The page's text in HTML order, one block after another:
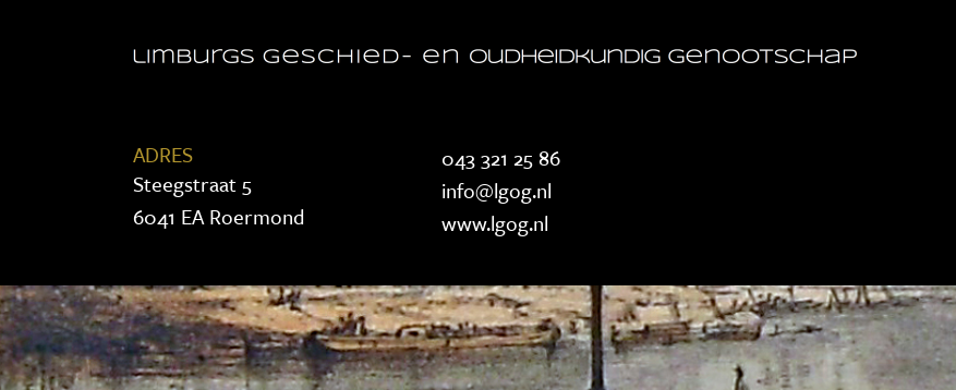
ADRES
Steegstraat 5
6041 EA Roermond
043 321 25 86
info@lgog.nl
www.lgog.nl